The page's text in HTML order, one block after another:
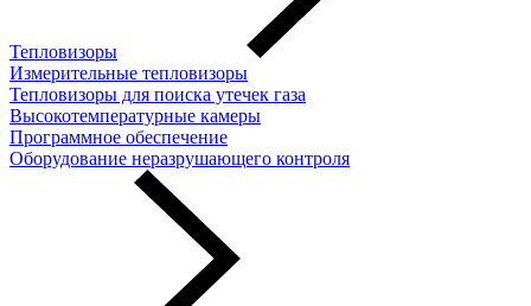
Тепловизоры
Измерительные тепловизоры
Тепловизоры для поиска утечек газа
Высокотемпературные камеры
Программное обеспечение
Оборудование неразрушающего контроля